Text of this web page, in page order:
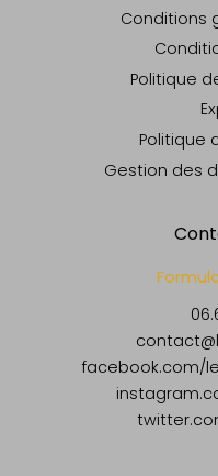
Conditions
Politique
Politique
Gestion des
facebook.com/